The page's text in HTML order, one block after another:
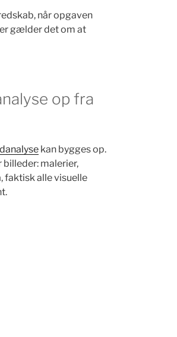
når opgaven
gælder det om at
op fra
kan bygges op.
billeder: malerier,
faktisk alle visuelle